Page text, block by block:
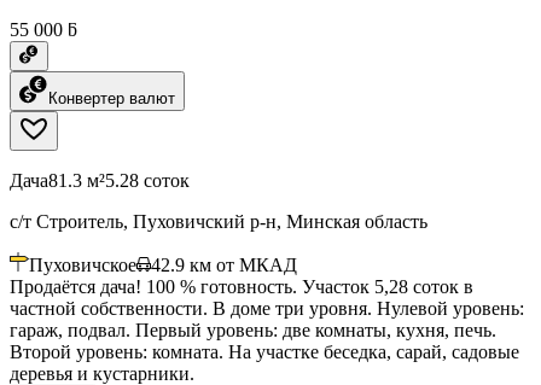
55 000 ƃ
Конвертер валют
Дача81.3 м²5.28 соток
с/т Строитель, Пуховичский р-н, Минская область
Пуховичское 42.9 км от МКАД
Продаётся дача! 100 % готовность. Участок 5,28 соток в
частной собственности. В доме три уровня. Нулевой уровень:
гараж, подвал. Первый уровень: две комнаты, кухня, печь.
Второй уровень: комната. На участке беседка, сарай, садовые
деревья и кустарники.